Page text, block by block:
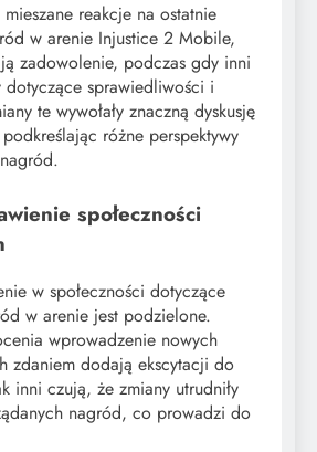
reakcje na ostatnie
w arenie Injustice 2 Mobile,
zadowolenie, podczas gdy inni
dotyczące sprawiedliwości i
te wywołały znaczną dyskusję
różne perspektywy
społeczności
w społeczności dotyczące
w arenie jest podzielone.
wprowadzenie nowych
zdaniem dodają ekscytacji do
inni czują, że zmiany utrudniły
nagród, co prowadzi do